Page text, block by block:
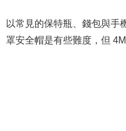
以常見的保特瓶、錢包與手
罩安全帽是有些難度，但